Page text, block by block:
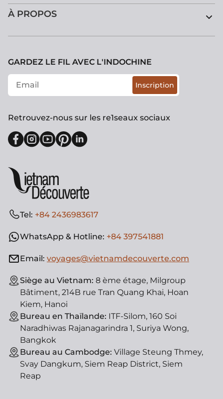
À PROPOS
Tel: +84 2436983617
WhatsApp & Hotline: +84 397541881
Email: voyages@vietnamdecouverte.com
Siège au Vietnam: 8 ème étage, Milgroup
Bâtiment, 214B rue Tran Quang Khai, Hoan
Kiem, Hanoi
Bureau en Thaïlande: ITF-Silom, 160 Soi
Naradhiwas Rajanagarindra 1, Suriya Wong,
Bangkok
Bureau au Cambodge: Village Steung Thmey,
Svay Dangkum, Siem Reap District, Siem
Reap
GARDEZ LE FIL AVEC L'INDOCHINE
Inscription
Retrouvez-nous sur les re1seaux sociaux